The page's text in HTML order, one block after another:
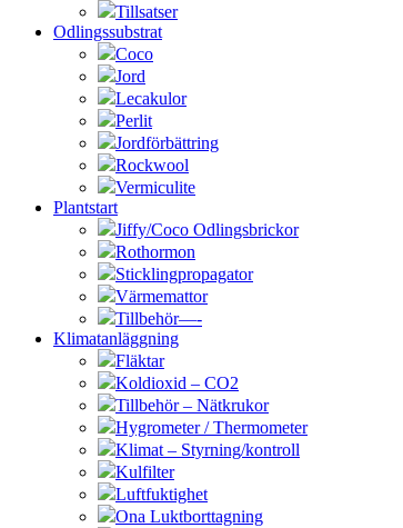
Tillsatser
Odlingssubstrat
Coco
Jord
Lecakulor
Perlit
Jordförbättring
Rockwool
Vermiculite
Plantstart
Jiffy/Coco Odlingsbrickor
Rothormon
Sticklingpropagator
Värmemattor
Tillbehör—-
Klimatanläggning
Fläktar
Koldioxid – CO2
Tillbehör – Nätkrukor
Hygrometer / Thermometer
Klimat – Styrning/kontroll
Kulfilter
Luftfuktighet
Ona Luktborttagning